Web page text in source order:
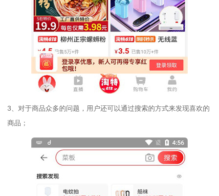
3、对于商品众多的问题，用户还可以通过搜索的方式来发现喜欢的
商品；